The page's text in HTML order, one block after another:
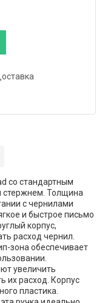
со стандартным
Толщина
с чернилами
и быстрое письмо
корпус,
расход чернил.
зона обеспечивает
увеличить
их расход. Корпус
пластика.